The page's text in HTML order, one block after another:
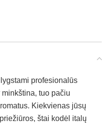
profesionalūs
tuo pačiu
Kiekvienas jūsų
štai kodėl italų